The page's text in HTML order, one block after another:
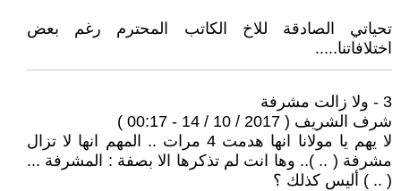
تحياتي الصادقة للاخ الكاتب المحترم رغم بعض
اختلافاتنا.....
3 - ولا زالت مشرفة
شرف الشريف ( 2017 / 10 / 14 - 00:17 )
لا يهم يا مولانا انها هدمت 4 مرات .. المهم انها لا تزال
مشرفة ( .. ).. وها انت لم تذكرها الا بصفة : المشرفة ...
( .. ) أليس كذلك ؟